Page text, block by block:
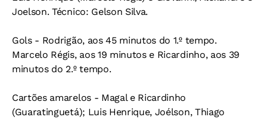
Joelson. Técnico: Gelson Silva.
Gols - Rodrigão, aos 45 minutos do 1.º tempo.
Marcelo Régis, aos 19 minutos e Ricardinho, aos 39
minutos do 2.º tempo.
Cartões amarelos - Magal e Ricardinho
(Guaratinguetá); Luis Henrique, Joélson, Thiago